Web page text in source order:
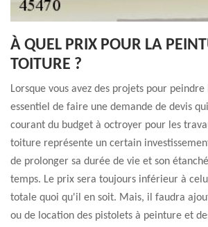
À QUEL PRIX POUR LA
TOITURE ?
Lorsque vous avez des projets pour
essentiel de faire une demande de devis
courant du budget à octroyer pour les
toiture représente un certain
de prolonger sa durée de vie et son
temps. Le prix sera toujours inférieur à
totale quoi qu'il en soit. Mais, il faudra
ou de location des pistolets à peinture et